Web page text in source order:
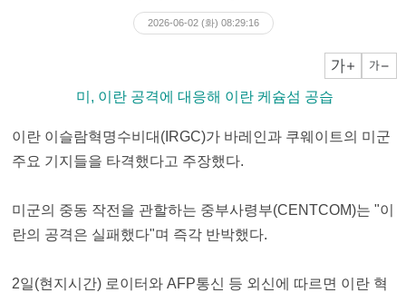
2026-06-02 (화) 08:29:16
▶ 미, 이란 공격에 대응해 이란 케슘섬 공습
이란 이슬람혁명수비대(IRGC)가 바레인과 쿠웨이트의 미군
주요 기지들을 타격했다고 주장했다.
미군의 중동 작전을 관할하는 중부사령부(CENTCOM)는 "이
란의 공격은 실패했다"며 즉각 반박했다.
2일(현지시간) 로이터와 AFP통신 등 외신에 따르면 이란 혁